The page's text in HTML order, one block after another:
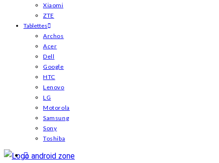
Xiaomi
ZTE
Tablettes
Archos
Acer
Dell
Google
HTC
Lenovo
LG
Motorola
Samsung
Sony
Toshiba